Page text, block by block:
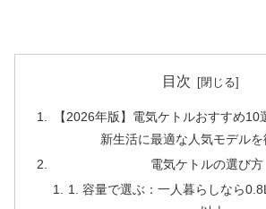
目次
【2026年版】電気ケトルおすすめ10
新生活に最適な人気モデル
電気ケトルの選び方
1. 容量で選ぶ：一人暮らしなら